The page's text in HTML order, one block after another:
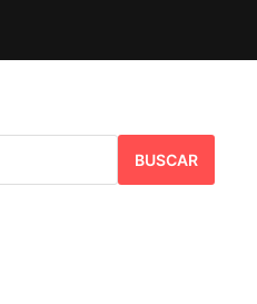
BUSCAR